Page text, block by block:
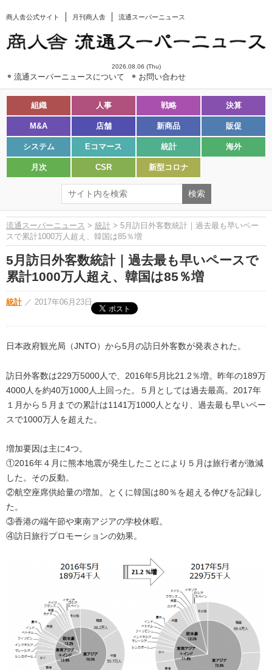
商人舎公式サイト 月刊商人舎 流通スーパーニュース
2026.08.06 (Thu)
流通スーパーニュースについて お問い合わせ
組織 人事 戦略 決算
M&A 店舗 新商品 販促
システム Eコマース 統計 海外
月次 CSR 新型コロナ
流通スーパーニュース > 統計 > 5月訪日外客数統計｜過去最も早いペー
スで累計1000万人超え、韓国は85％増
5月訪日外客数統計｜過去最も早いペースで
累計1000万人超え、韓国は85％増
統計 ／ 2017年06月23日
日本政府観光局（JNTO）から5月の訪日外客数が発表された。
訪日外客数は229万5000人で、2016年5月比21.2％増。昨年の189万
4000人を約40万1000人上回った。５月としては過去最高。2017年
１月から５月までの累計は1141万1000人となり、過去最も早いペー
スで1000万人を超えた。
増加要因は主に4つ。
①2016年４月に熊本地震が発生したことにより５月は旅行者が激減
した。その反動。
②航空座席供給量の増加。とくに韓国は80％を超える伸びを記録し
た。
③香港の端午節や東南アジアの学校休暇。
④訪日旅行プロモーションの効果。